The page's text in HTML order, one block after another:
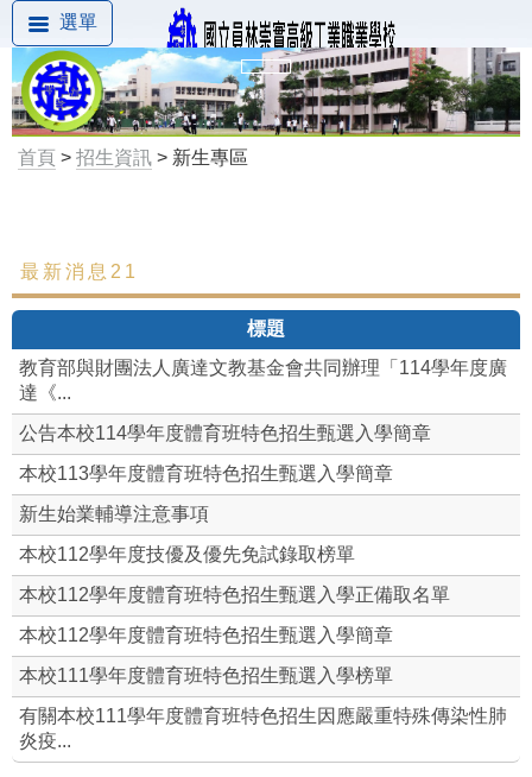
選單
首頁 > 招生資訊 > 新生專區
最新消息
最新消息21
標題
教育部與財團法人廣達文教基金會共同辦理「114學年度廣
達《...
公告本校114學年度體育班特色招生甄選入學簡章
本校113學年度體育班特色招生甄選入學簡章
新生始業輔導注意事項
本校112學年度技優及優先免試錄取榜單
本校112學年度體育班特色招生甄選入學正備取名單
本校112學年度體育班特色招生甄選入學簡章
本校111學年度體育班特色招生甄選入學榜單
有關本校111學年度體育班特色招生因應嚴重特殊傳染性肺
炎疫...